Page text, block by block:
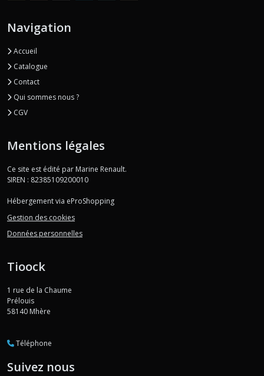
Navigation
Accueil
Catalogue
Contact
Qui sommes nous ?
CGV
Mentions légales
Ce site est édité par Marine Renault.
SIREN : 82385109200010
Hébergement via eProShopping
Gestion des cookies
Données personnelles
Tioock
1 rue de la Chaume
Prélouis
58140 Mhère
Téléphone
Suivez nous